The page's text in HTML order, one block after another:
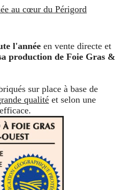
au cœur du Périgord
l'année en vente directe et
production de Foie Gras &
sur place à base de
qualité et selon une